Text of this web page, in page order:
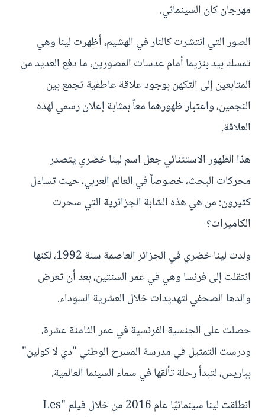
مهرجان كان السينمائي.
الصور التي انتشرت كالنار في الهشيم، أظهرت لينا وهي
تمسك بيد بنزيما أمام عدسات المصورين، ما دفع العديد من
المتابعين إلى التكهن بوجود علاقة عاطفية تجمع بين
النجمين، واعتبار ظهورهما معاً بمثابة إعلان رسمي لهذه
العلاقة.
هذا الظهور الاستثنائي جعل اسم لينا خضري يتصدر
محركات البحث، خصوصاً في العالم العربي، حيث تساءل
كثيرون: من هي هذه الشابة الجزائرية التي سحرت
الكاميرات؟
ولدت لينا خضري في الجزائر العاصمة سنة 1992، لكنها
انتقلت إلى فرنسا وهي في عمر السنتين، بعد أن تعرض
والدها الصحفي لتهديدات خلال العشرية السوداء.
حصلت على الجنسية الفرنسية في عمر الثامنة عشرة،
ودرست التمثيل في مدرسة المسرح الوطني "دي لا كولين"
بباريس، لتبدأ رحلة تألقها في سماء السينما العالمية.
انطلقت لينا سينمائيًا عام 2016 من خلال فيلم "Les